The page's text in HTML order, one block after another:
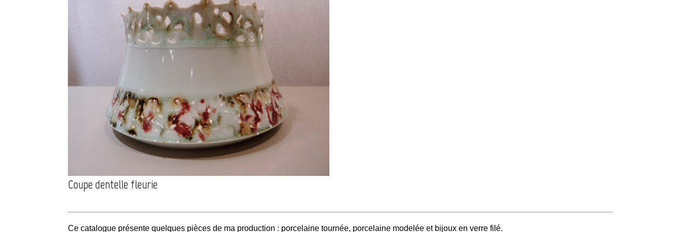
Coupe dentelle fleurie
Ce catalogue présente quelques pièces de ma production : porcelaine tournée, porcelaine modelée et bijoux en verre filé.